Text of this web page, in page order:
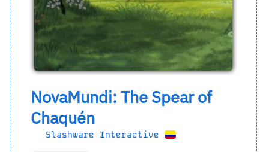
NovaMundi: The Spear of
Chaquén
Slashware Interactive